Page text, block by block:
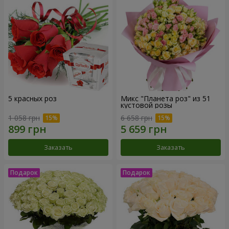
5 красных роз
1 058 грн
Заказать
Микс "Планета роз" из 51
кустовой розы
6 658 грн
Заказать